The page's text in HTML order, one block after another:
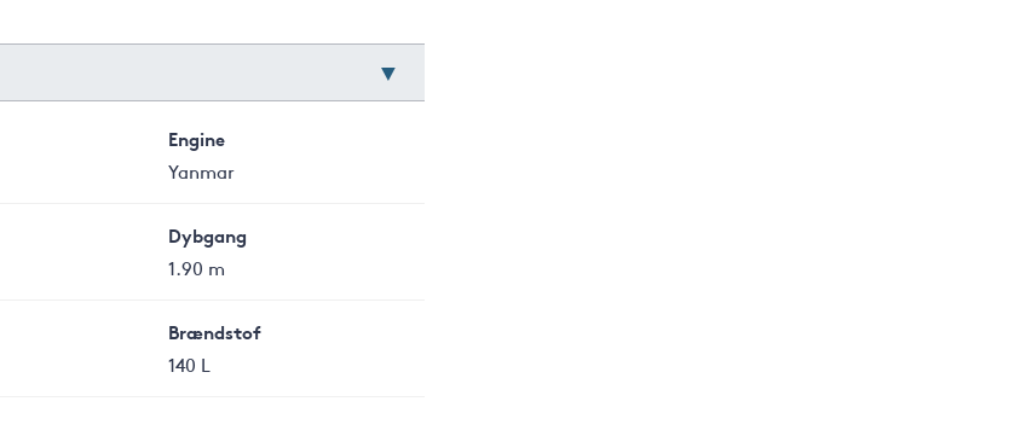
Engine
Yanmar
Dybgang
1.90 m
Brændstof
140 L